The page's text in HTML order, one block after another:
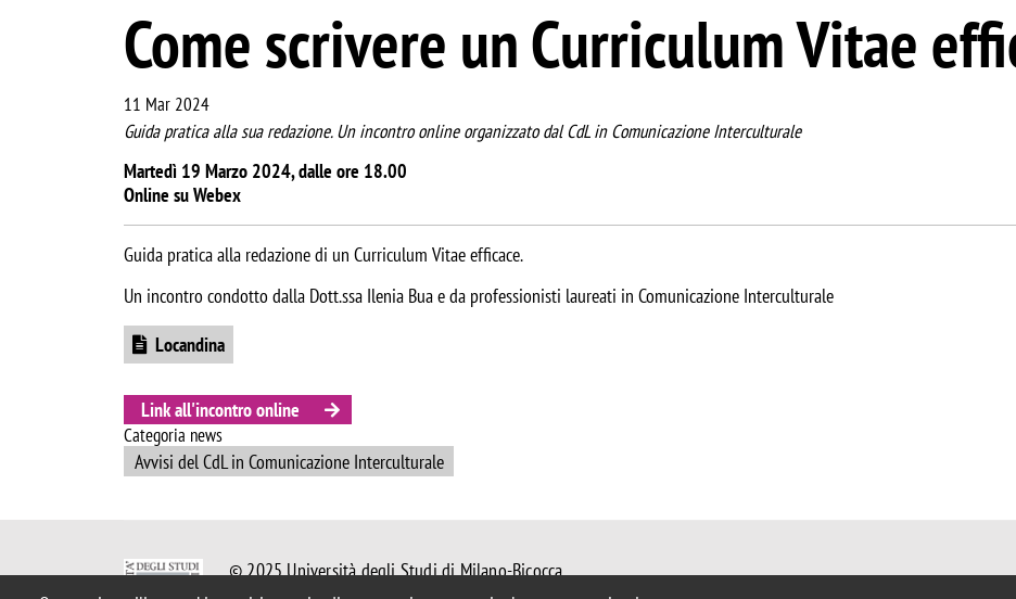
Come scrivere un Curriculum Vitae
11 Mar 2024
Guida pratica alla sua redazione. Un incontro online organizzato dal CdL in Comunicazione Interculturale
Martedì 19 Marzo 2024, dalle ore 18.00
Online su Webex
Guida pratica alla redazione di un Curriculum Vitae efficace.
Un incontro condotto dalla Dott.ssa Ilenia Bua e da professionisti laureati in Comunicazione Interculturale
DocumentLocandina
Link all'incontro online
Categoria news
Avvisi del CdL in Comunicazione Interculturale
© 2025 Università degli Studi di Milano-Bicocca
Piazza dell'Ateneo Nuovo, 1 - 20126, Milano